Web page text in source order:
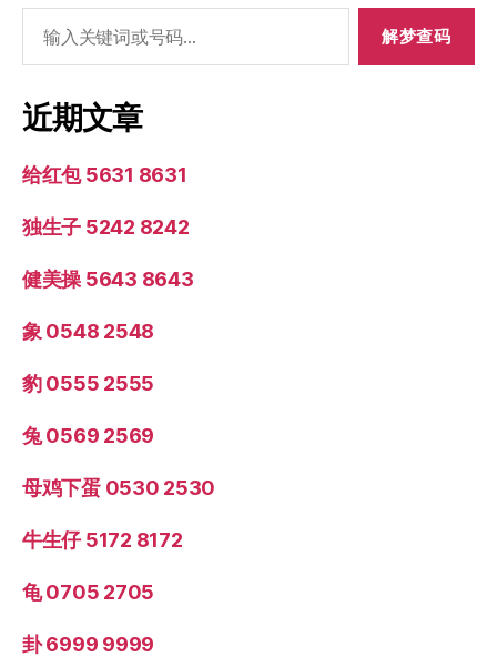
索：
近期文章
给红包 5631 8631
独生子 5242 8242
健美操 5643 8643
象 0548 2548
豹 0555 2555
兔 0569 2569
母鸡下蛋 0530 2530
牛生仔 5172 8172
龟 0705 2705
卦 6999 9999